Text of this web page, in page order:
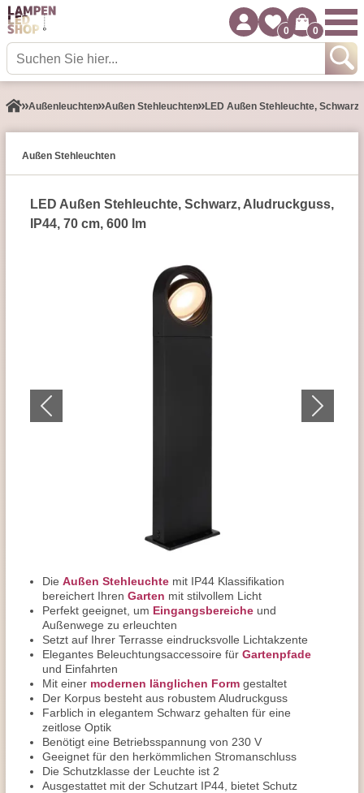
0 0
Außen­leuchten Außen Stehleuchten LED Außen Stehleuchte,
Außen Stehleuchten
LED Außen Stehleuchte, Schwarz, Aludruckguss,
IP44, 70 cm, 600 lm
Die Außen Stehleuchte mit IP44 Klassifikation
bereichert Ihren Garten mit stilvollem Licht
Perfekt geeignet, um Eingangsbereiche und
Außenwege zu erleuchten
Setzt auf Ihrer Terrasse eindrucksvolle Lichtakzente
Elegantes Beleuchtungsaccessoire für Gartenpfade
und Einfahrten
Mit einer modernen länglichen Form gestaltet
Der Korpus besteht aus robustem Aludruckguss
Farblich in elegantem Schwarz gehalten für eine
zeitlose Optik
Benötigt eine Betriebsspannung von 230 V
Geeignet für den herkömmlichen Stromanschluss
Die Schutzklasse der Leuchte ist 2
Ausgestattet mit der Schutzart IP44, bietet Schutz